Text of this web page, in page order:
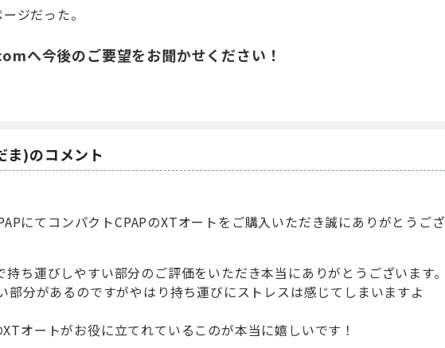
ジだった。
へ今後のご要望をお聞かせください！
)のコメント
にてコンパクトCPAPのXTオートをご購入いただき誠にありがとうござ
ち運びしやすい部分のご評価をいただき本当にありがとうございます。
部分があるのですがやはり持ち運びにストレスは感じてしまいますよ
オートがお役に立てれているこのが本当に嬉しいです！